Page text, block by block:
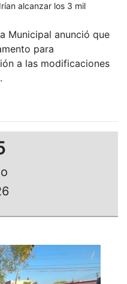
alcanzar los 3 mil
Municipal anunció que
para
a las modificaciones